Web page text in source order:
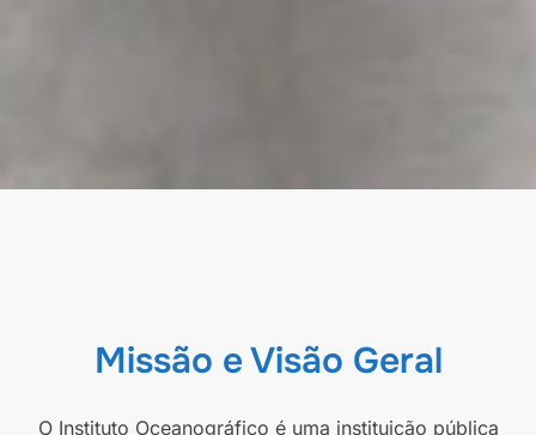
Missão e Visão Geral
O Instituto Oceanográfico é uma instituição pública